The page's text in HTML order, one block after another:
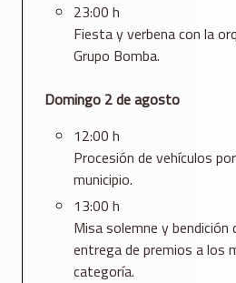
23:00 h
Fiesta y verbena con la
Grupo Bomba.
Domingo 2 de agosto
12:00 h
Procesión de vehículos
municipio.
13:00 h
Misa solemne y bendición
entrega de premios a los
categoría.